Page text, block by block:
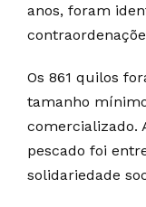
anos, foram
Os 861 quilos
tamanho
comercializado.
pescado foi
solidariedade